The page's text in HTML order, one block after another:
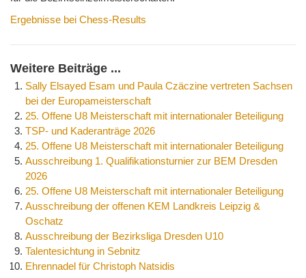
Ergebnisse bei Chess-Results
Weitere Beiträge ...
Sally Elsayed Esam und Paula Czäczine vertreten Sachsen
bei der Europameisterschaft
25. Offene U8 Meisterschaft mit internationaler Beteiligung
TSP- und Kaderanträge 2026
25. Offene U8 Meisterschaft mit internationaler Beteiligung
Ausschreibung 1. Qualifikationsturnier zur BEM Dresden
2026
25. Offene U8 Meisterschaft mit internationaler Beteiligung
Ausschreibung der offenen KEM Landkreis Leipzig &
Oschatz
Ausschreibung der Bezirksliga Dresden U10
Talentesichtung in Sebnitz
Ehrennadel für Christoph Natsidis